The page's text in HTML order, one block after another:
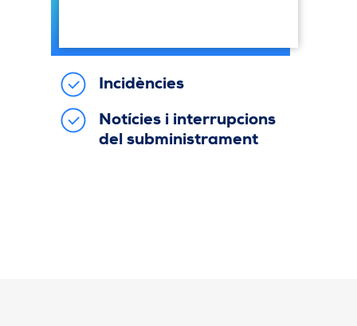
Incidències
Notícies i interrupcions
del subministrament